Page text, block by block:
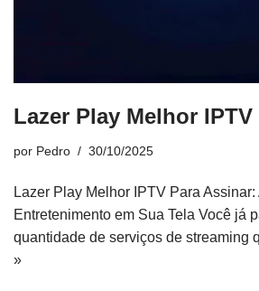
Lazer Play Melhor
por Pedro 30/10/2025
Lazer Play Melhor IPTV Para
Entretenimento em Sua Tela Você já
quantidade de serviços de streaming
»